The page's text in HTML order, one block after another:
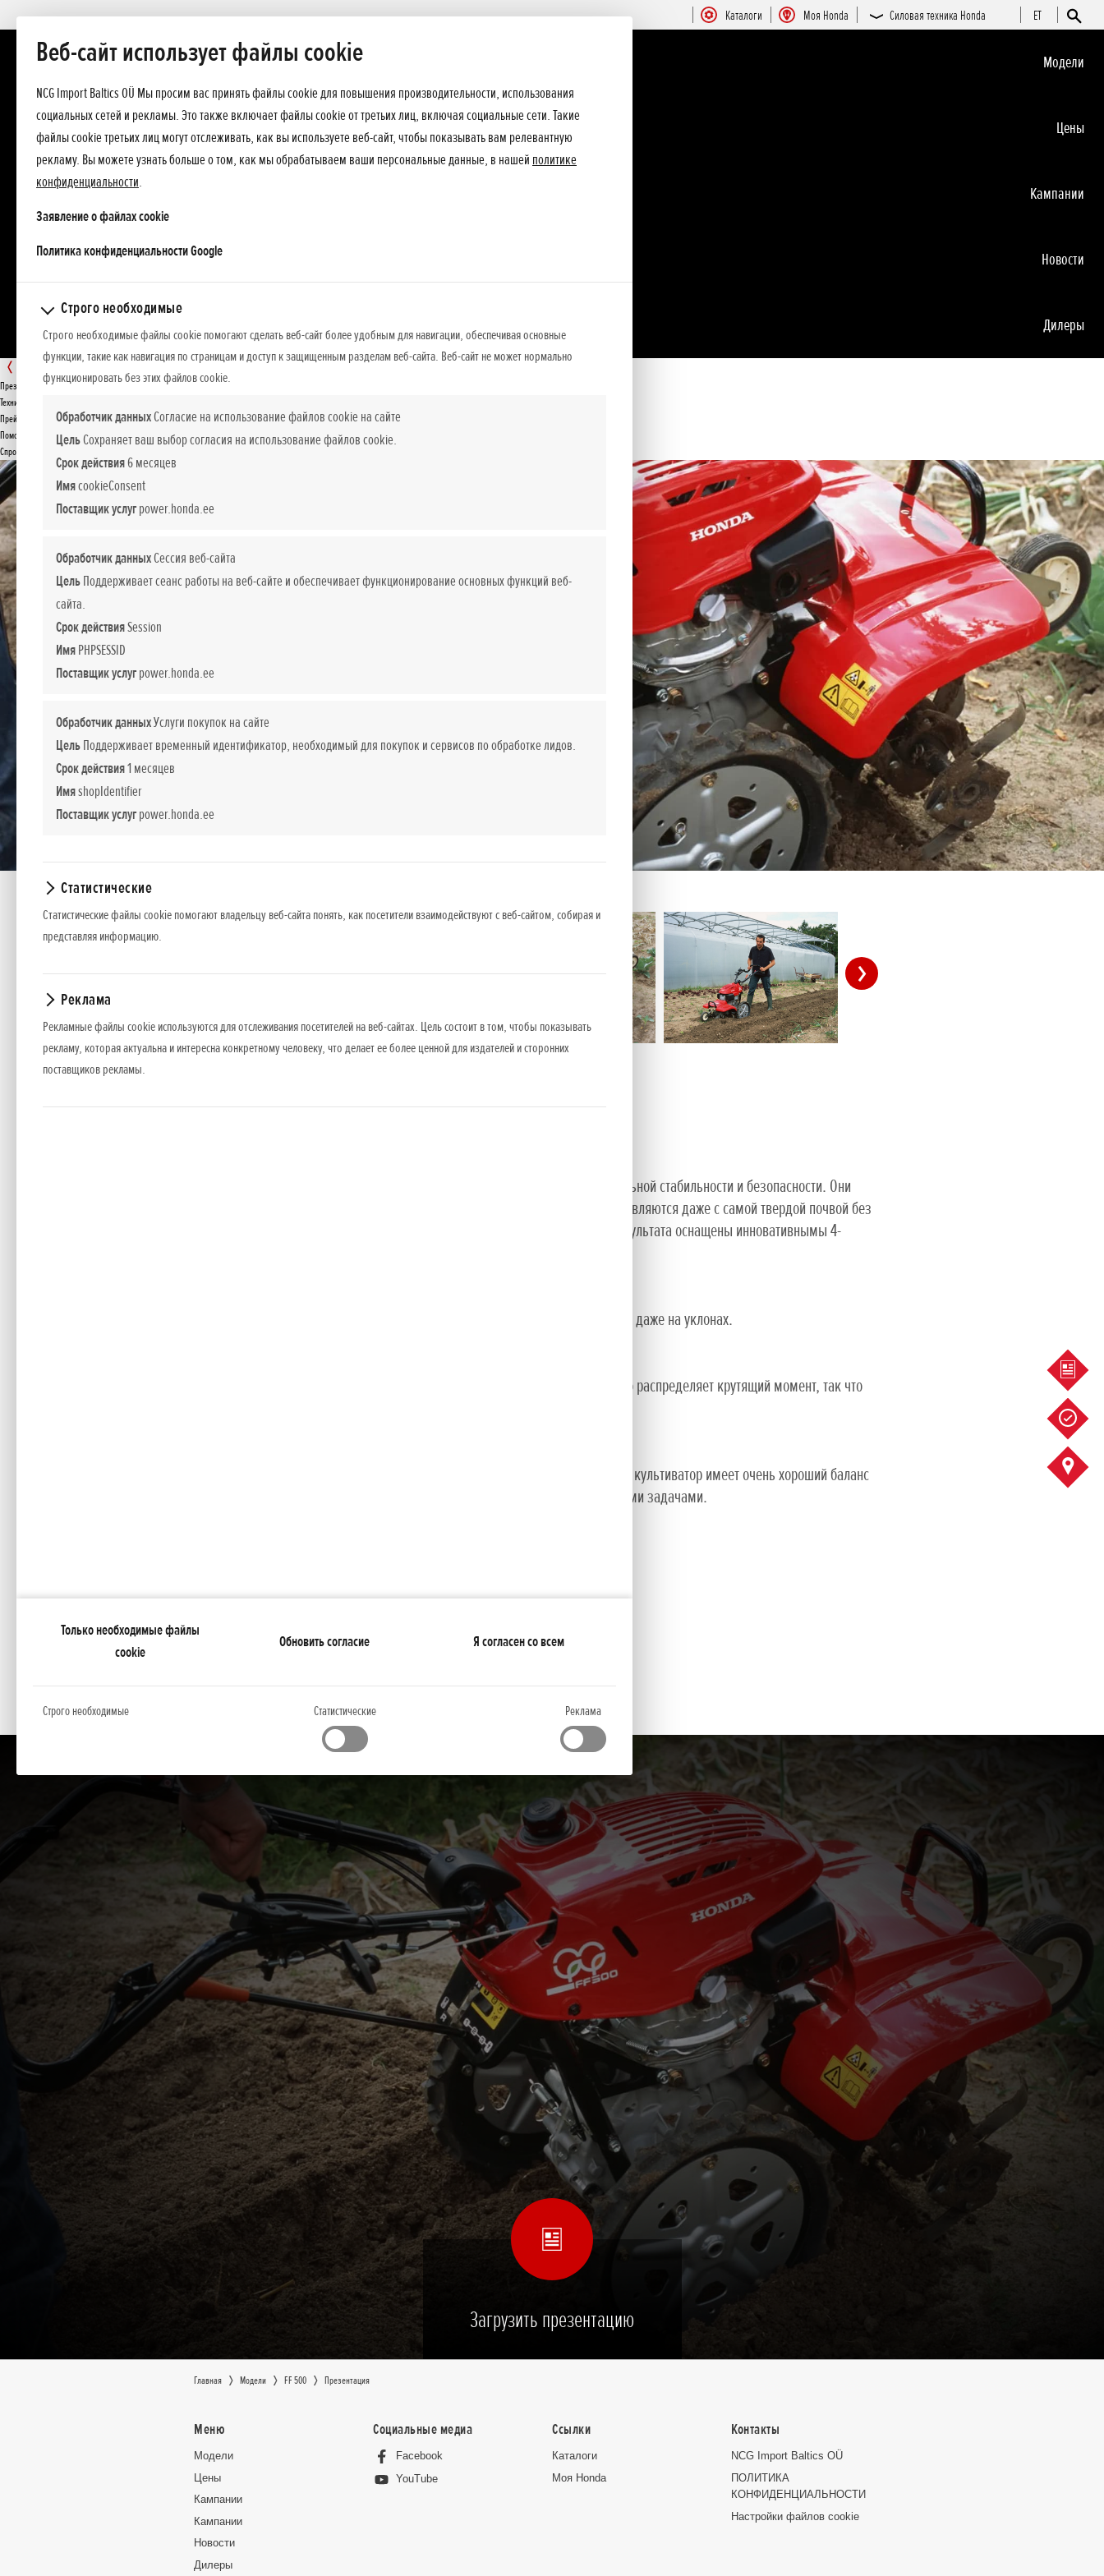
Веб-сайт использует файлы cookie
NCG Import Baltics OÜ Мы просим вас принять файлы cookie для повышения производительности, использования
социальных сетей и рекламы. Это также включает файлы cookie от третьих лиц, включая социальные сети. Такие
файлы cookie третьих лиц могут отслеживать, как вы используете веб-сайт, чтобы показывать вам релевантную
рекламу. Вы можете узнать больше о том, как мы обрабатываем ваши персональные данные, в нашей политике
конфиденциальности.
Заявление о файлах cookie
Политика конфиденциальности Googleopens in a new tab
Строго необходимые
Строго необходимые файлы cookie помогают сделать веб-сайт более удобным для навигации, обеспечивая основные
функции, такие как навигация по страницам и доступ к защищенным разделам веб-сайта. Веб-сайт не может нормально
функционировать без этих файлов cookie.
Обработчик данныхСогласие на использование файлов cookie на сайте
ЦельСохраняет ваш выбор согласия на использование файлов cookie.
Срок действия6 месяцев
ИмяcookieConsent
Поставщик услугpower.honda.ee
Обработчик данныхСессия веб-сайта
ЦельПоддерживает сеанс работы на веб-сайте и обеспечивает функционирование основных функций веб-
сайта.
Срок действияSession
ИмяPHPSESSID
Поставщик услугpower.honda.ee
Обработчик данныхУслуги покупок на сайте
ЦельПоддерживает временный идентификатор, необходимый для покупок и сервисов по обработке лидов.
Срок действия1 месяцев
ИмяshopIdentifier
Поставщик услугpower.honda.ee
Статистические
Статистические файлы cookie помогают владельцу веб-сайта понять, как посетители взаимодействуют с веб-сайтом, собирая и
представляя информацию.
Реклама
Рекламные файлы cookie используются для отслеживания посетителей на веб-сайтах. Цель состоит в том, чтобы показывать
рекламу, которая актуальна и интересна конкретному человеку, что делает ее более ценной для издателей и сторонних
поставщиков рекламы.
Только необходимые файлы
cookie
Обновить согласие Я согласен со всем
Строго необходимые Статистические Реклама
Каталоги Moя Honda Силовая техника Honda ET
Moдeли
Цeны
Кампании
Новocти
Дилеры
FF 500
Презентация
Технические данные
Прейскурант
Помощь при покупке
Спросите подробнее
ПРЕДЛОЖЕНИЕ
FF 500
Наши надежные культиваторы созданы для ухода за большими территориями с учетом максимальной стабильности и безопасности. Они
оснащены уникальными поворотными фрезеровочными лезвиями Honda, которые без труда справляются даже с самой твердой почвой без
всякой отдачи, присущей некоторым другим культиваторам. Наши культиваторы для лучшего результата оснащены инновативнымы 4-
Специальное колесо облегчает маневрирование и перемещение между полем и местом хранения, даже на уклонах.
Большее количество передач означает большую практичность и мощность. Трансмиссия идеально распределяет крутящий момент, так что
Благодаря тому, что диски вращаются в противоположных направлениях относительно друг друга, культиватор имеет очень хороший баланс
и управление, что позволит быстрее и эффективнее справляться с любыми даже самыми сложными задачами.
Дополнительное оснащение:
Загрузить презентацию
Главная Moдeли FF 500 Презентация
Меню
Moдeли
Цeны
Кампании
Кампании
Новocти
Дилеры
Социальные медиа
Facebook
YouTube
Ссылки
Каталоги
Moя Honda
Контакты
NCG Import Baltics OÜ
ПОЛИТИКА
КОНФИДЕНЦИАЛЬНОСТИ
Настройки файлов cookie